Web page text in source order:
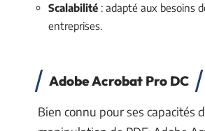
Scalabilité : adapté aux besoins
entreprises.
Adobe Acrobat Pro DC
Bien connu pour ses capacités